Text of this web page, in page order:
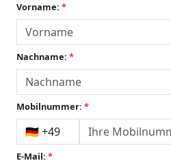
Vorname: *
Nachname: *
Mobilnummer: *
E-Mail: *